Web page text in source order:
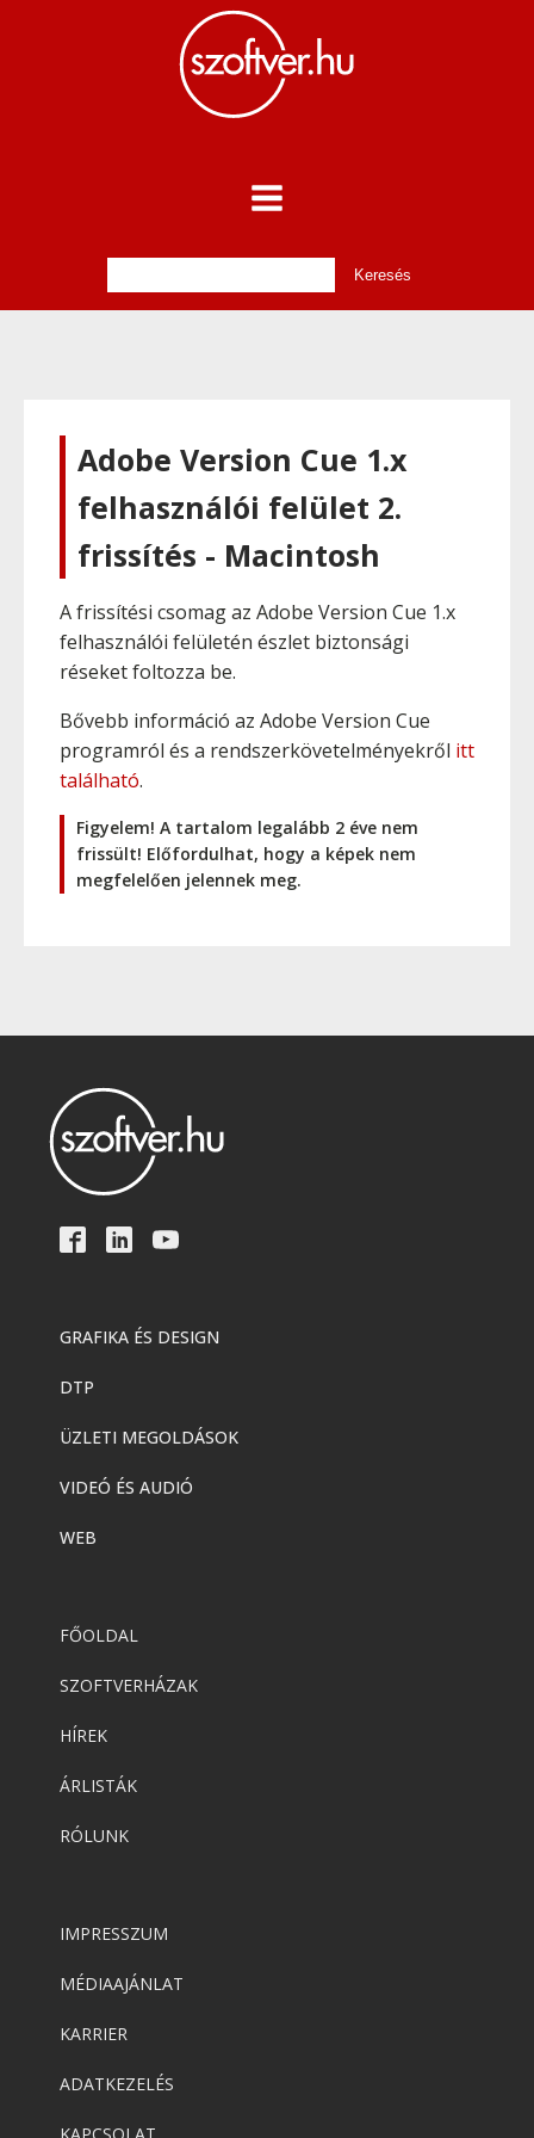
Adobe Version Cue 1.x
felhasználói felület 2.
frissítés - Macintosh
A frissítési csomag az Adobe Version Cue 1.x
felhasználói felületén észlet biztonsági
réseket foltozza be.
Bővebb információ az Adobe Version Cue
programról és a rendszerkövetelményekről itt
található.
Figyelem! A tartalom legalább 2 éve nem
frissült! Előfordulhat, hogy a képek nem
megfelelően jelennek meg.
GRAFIKA ÉS DESIGN
DTP
ÜZLETI MEGOLDÁSOK
VIDEÓ ÉS AUDIÓ
WEB
FŐOLDAL
SZOFTVERHÁZAK
HÍREK
ÁRLISTÁK
RÓLUNK
IMPRESSZUM
MÉDIAAJÁNLAT
KARRIER
ADATKEZELÉS